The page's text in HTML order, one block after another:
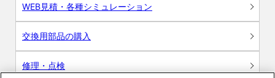
WEB見積・各種シミュレーション
交換用部品の購入
修理・点検